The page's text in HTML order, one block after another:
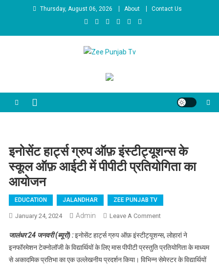
Skip to contentThursday, August 06, 2026 About Contact Us
Zee Punjab Tv
इनोसेंट हार्ट्स ग्रुप ऑफ़ इंस्टीट्यूशन्स के
स्कूल ऑफ़ आईटी में पीपीटी प्रतियोगिता का
आयोजन
EDUCATION JALANDHAR ZEE PUNJAB TV
January 24, 2024 Admin Leave A CommentOn इनोसेंट हार्ट्स
इंस्टीट्यूशन्स के स्कूल
ऑफ़ आईटी में पीपीटी
प्रतियोगिता का
जालंधर 24 जनवरी (ब्यूरो) :इनोसेंट हार्ट्स ग्रुप ऑफ़ इंस्टीट्यूशन्स, लोहारां ने
इनफॉरमेशन टेक्नोलॉजी के विद्यार्थियों के लिए मास पीपीटी प्रस्तुति प्रतियोगिता के माध्यम
से अकादमिक प्रतिभा का एक उल्लेखनीय प्रदर्शन किया। विभिन्न सेमेस्टर के विद्यार्थियों